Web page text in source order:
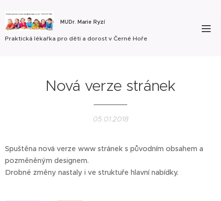
MUDr. Marie Ryzí
Praktická lékařka pro děti a dorost v Černé Hoře
Nová verze stránek
05.01.2018
Spuštěna nová verze www stránek s původním obsahem a
pozměněným designem.
Drobné změny nastaly i ve struktuře hlavní nabídky.